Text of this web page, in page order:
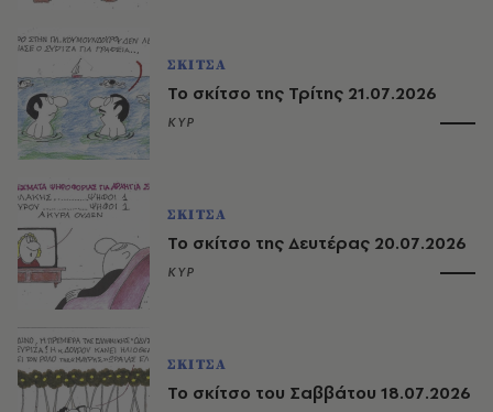
ΣΚΙΤΣΑ
Το σκίτσο της Τρίτης 21.07.2026
ΚΥΡ
ΣΚΙΤΣΑ
Το σκίτσο της Δευτέρας 20.07.2026
ΚΥΡ
ΣΚΙΤΣΑ
Το σκίτσο του Σαββάτου 18.07.2026